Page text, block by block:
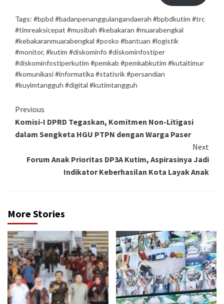
Tags: #bpbd #badanpenanggulangandaerah #bpbdkutim #trc
#timreaksicepat #musibah #kebakaran #muarabengkal
#kebakaranmuarabengkal #posko #bantuan #logistik
#monitor, #kutim #diskominfo #diskominfostiper
#diskominfostiperkutim #pemkab #pemkabkutim #kutaitimur
#komunikasi #informatika #statisrik #persandian
#kuyimtangguh #digital #kutimtangguh
Continue
Reading
Previous
Komisi-I DPRD Tegaskan, Komitmen Non-Litigasi
dalam Sengketa HGU PTPN dengan Warga Paser
Next
Forum Anak Prioritas DP3A Kutim, Aspirasinya Jadi
Indikator Keberhasilan Kota Layak Anak
More Stories